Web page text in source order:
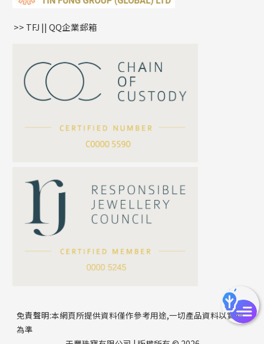
公司名稱
聯絡電話
嘴唇鏈系列
S車花鏈系列
珍珠鏈系列
坦克鏈系列
滿天星鏈系列
方假繩鏈系列
星座吊墜
珠扣
>> TFJ || QQ企業郵箱
免責聲明:本網頁所提供資料僅作參考用途,一切產品資料以實物
為準